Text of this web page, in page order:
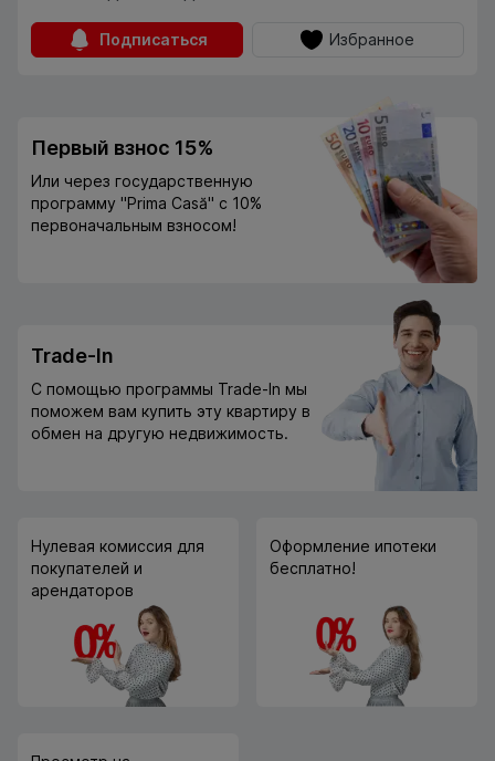
Подписаться Избранное
Первый взнос 15%
Или через государственную
программу "Prima Casă" с 10%
первоначальным взносом!
Trade-In
С помощью программы Trade-In мы
поможем вам купить эту квартиру в
обмен на другую недвижимость.
Нулевая комиссия для
покупателей и
арендаторов
Оформление ипотеки
бесплатно!